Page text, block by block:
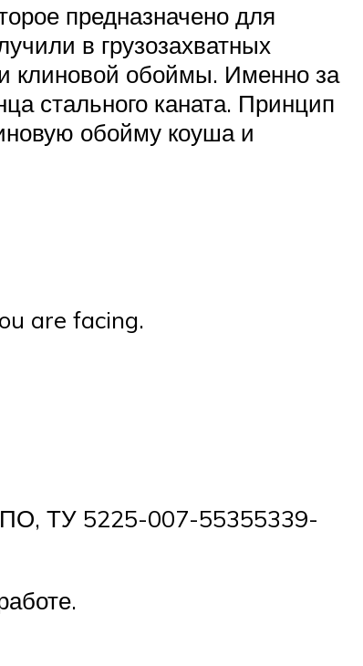
предназначено для
в грузозахватных
клиновой обоймы. Именно за
стального каната. Принцип
обойму коуша и
are facing.
ТУ 5225-007-55355339-